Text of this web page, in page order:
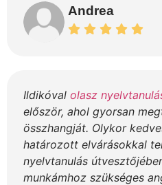
Andrea
Ildikóval olasz
először, ahol gyorsan
összhangját. Olykor
határozott elvárásokkal
nyelvtanulás
munkámhoz szükséges